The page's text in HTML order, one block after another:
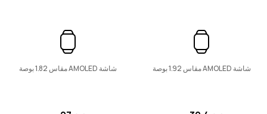
شاشة AMOLED مقاس 1.92 بوصة شاشة AMOLED مقاس 1.82 بوصة